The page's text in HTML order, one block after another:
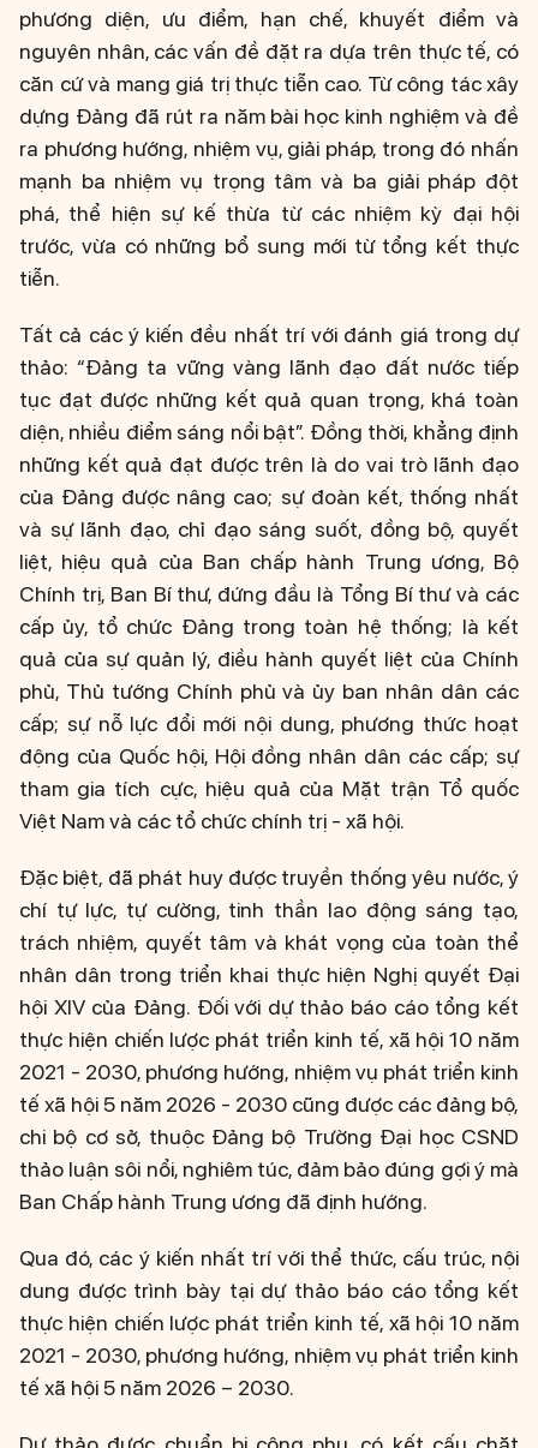
phương diện, ưu điểm, hạn chế, khuyết điểm và
nguyên nhân, các vấn đề đặt ra dựa trên thực tế, có
căn cứ và mang giá trị thực tiễn cao. Từ công tác xây
dựng Đảng đã rút ra năm bài học kinh nghiệm và đề
ra phương hướng, nhiệm vụ, giải pháp, trong đó nhấn
mạnh ba nhiệm vụ trọng tâm và ba giải pháp đột
phá, thể hiện sự kế thừa từ các nhiệm kỳ đại hội
trước, vừa có những bổ sung mới từ tổng kết thực
tiễn.
Tất cả các ý kiến đều nhất trí với đánh giá trong dự
thảo: “Đảng ta vững vàng lãnh đạo đất nước tiếp
tục đạt được những kết quả quan trọng, khá toàn
diện, nhiều điểm sáng nổi bật”. Đồng thời, khẳng định
những kết quả đạt được trên là do vai trò lãnh đạo
của Đảng được nâng cao; sự đoàn kết, thống nhất
và sự lãnh đạo, chỉ đạo sáng suốt, đồng bộ, quyết
liệt, hiệu quả của Ban chấp hành Trung ương, Bộ
Chính trị, Ban Bí thư, đứng đầu là Tổng Bí thư và các
cấp ủy, tổ chức Đảng trong toàn hệ thống; là kết
quả của sự quản lý, điều hành quyết liệt của Chính
phủ, Thủ tướng Chính phủ và ủy ban nhân dân các
cấp; sự nỗ lực đổi mới nội dung, phương thức hoạt
động của Quốc hội, Hội đồng nhân dân các cấp; sự
tham gia tích cực, hiệu quả của Mặt trận Tổ quốc
Việt Nam và các tổ chức chính trị - xã hội.
Đặc biệt, đã phát huy được truyền thống yêu nước, ý
chí tự lực, tự cường, tinh thần lao động sáng tạo,
trách nhiệm, quyết tâm và khát vọng của toàn thể
nhân dân trong triển khai thực hiện Nghị quyết Đại
hội XIV của Đảng. Đối với dự thảo báo cáo tổng kết
thực hiện chiến lược phát triển kinh tế, xã hội 10 năm
2021 - 2030, phương hướng, nhiệm vụ phát triển kinh
tế xã hội 5 năm 2026 - 2030 cũng được các đảng bộ,
chi bộ cơ sở, thuộc Đảng bộ Trường Đại học CSND
thảo luận sôi nổi, nghiêm túc, đảm bảo đúng gợi ý mà
Ban Chấp hành Trung ương đã định hướng.
Qua đó, các ý kiến nhất trí với thể thức, cấu trúc, nội
dung được trình bày tại dự thảo báo cáo tổng kết
thực hiện chiến lược phát triển kinh tế, xã hội 10 năm
2021 - 2030, phương hướng, nhiệm vụ phát triển kinh
tế xã hội 5 năm 2026 – 2030.